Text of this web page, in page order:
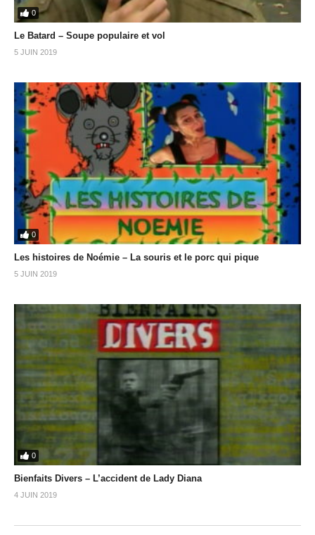
0
Le Batard – Soupe populaire et vol
5 JUIN 2019
0
Les histoires de Noémie – La souris et le porc qui pique
5 JUIN 2019
0
Bienfaits Divers – L’accident de Lady Diana
4 JUIN 2019